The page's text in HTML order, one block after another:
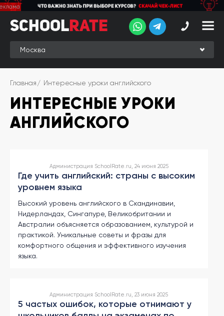
School
Rate
Рейтинг
Online-
рейтинг
Отзывы
студентов
Новые
группы
английского
Выбрать
другой
Ваш
город:
Москва
кабинет
школы
SchoolRate
Главная Интересные уроки английского
ИНТЕРЕСНЫЕ УРОКИ
АНГЛИЙСКОГО
Администрация SchoolRate.ru, 24 июня 2025
Где учить английский: страны с высоким
уровнем языка
Высокий уровень английского в Скандинавии,
Нидерландах, Сингапуре, Великобритании и
Австралии объясняется образованием, культурой и
практикой. Уникальные советы и фразы для
комфортного общения и эффективного изучения
языка.
Администрация SchoolRate.ru, 23 июня 2025
5 частых ошибок, которые отнимают у